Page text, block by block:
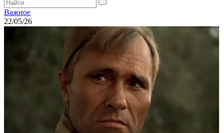
Важное
22/05/26